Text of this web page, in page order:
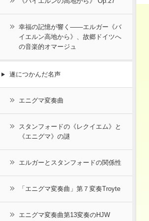
幸福の記憶が響く――エルガー《バ
イエルン高地から》、故郷ドイツへ
の音楽的オマージュ
遂につかんだ名声
エニグマ変奏曲
スタンフォードの《レクイエム》と
《エニグマ》の謎
エルガーとスタンフォードの関係性
「エニグマ変奏曲」第７変奏Troyte
エニグマ変奏曲第13変奏のHJW